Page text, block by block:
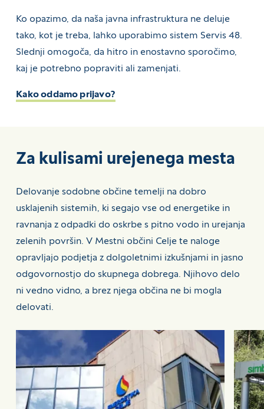
Ko opazimo, da naša javna infrastruktura ne deluje
tako, kot je treba, lahko uporabimo sistem Servis 48.
Slednji omogoča, da hitro in enostavno sporočimo,
kaj je potrebno popraviti ali zamenjati.
Kako oddamo prijavo?
Za kulisami urejenega mesta
Delovanje sodobne občine temelji na dobro
usklajenih sistemih, ki segajo vse od energetike in
ravnanja z odpadki do oskrbe s pitno vodo in urejanja
zelenih površin. V Mestni občini Celje te naloge
opravljajo podjetja z dolgoletnimi izkušnjami in jasno
odgovornostjo do skupnega dobrega. Njihovo delo
ni vedno vidno, a brez njega občina ne bi mogla
delovati.